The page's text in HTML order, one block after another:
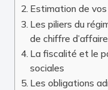
Estimation de
Les piliers du
de chiffre
La fiscalité et le
sociales
Les obligations